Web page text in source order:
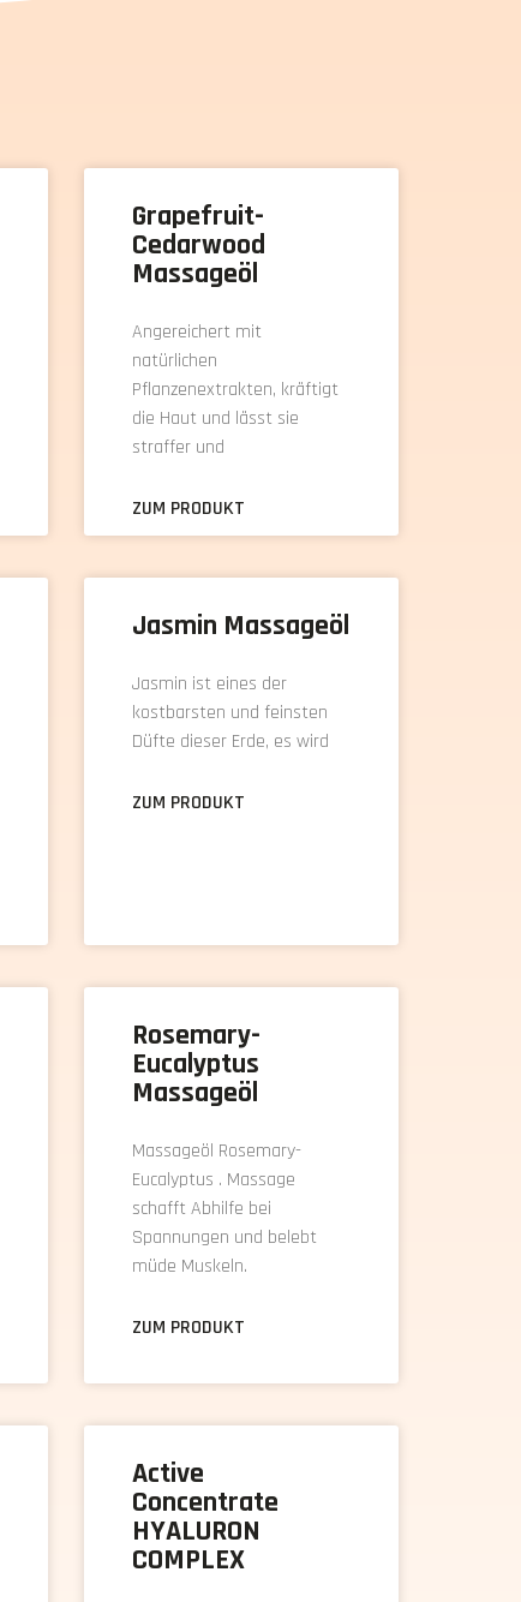
Grapefruit-
Cedarwood
Massageöl
Angereichert mit
natürlichen
Pflanzenextrakten, kräftigt
die Haut und lässt sie
straffer und
ZUM PRODUKT
Jasmin Massageöl
Jasmin ist eines der
kostbarsten und feinsten
Düfte dieser Erde, es wird
ZUM PRODUKT
Rosemary-
Eucalyptus
Massageöl
Massageöl Rosemary-
Eucalyptus . Massage
schafft Abhilfe bei
Spannungen und belebt
müde Muskeln.
ZUM PRODUKT
Active
Concentrate
HYALURON
COMPLEX